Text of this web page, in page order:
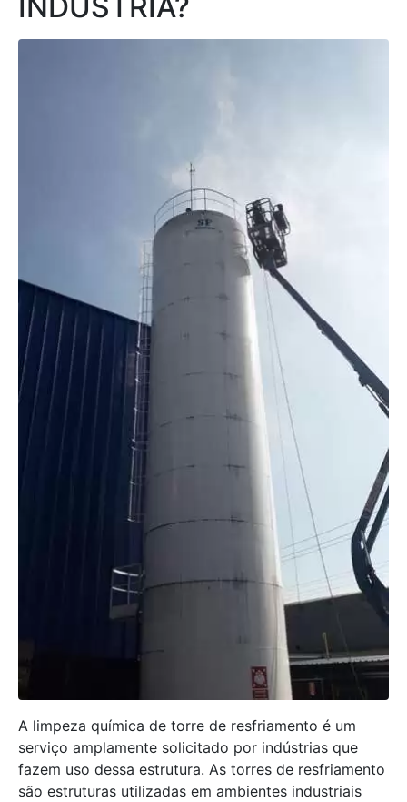
A limpeza química de torre de resfriamento é um
serviço amplamente solicitado por indústrias que
fazem uso dessa estrutura. As torres de resfriamento
são estruturas utilizadas em ambientes industriais